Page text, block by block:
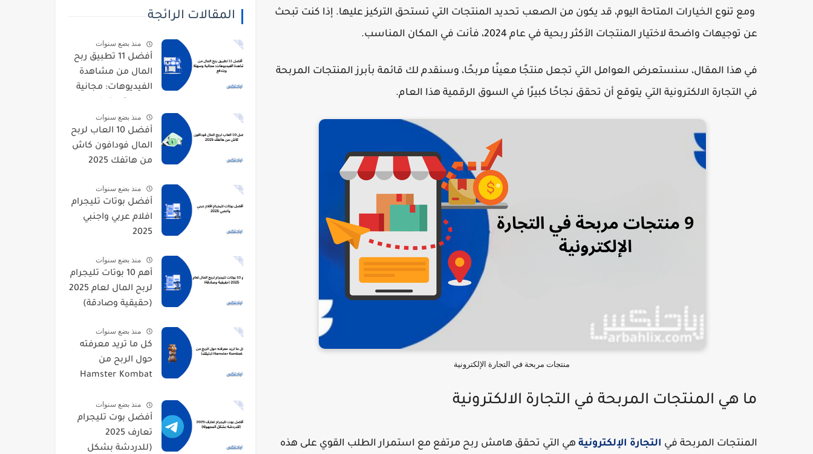
ومع تنوع الخيارات المتاحة اليوم، قد يكون من الصعب تحديد المنتجات التي تستحق التركيز عليها. إذا كنت تبحث
عن توجيهات واضحة لاختيار المنتجات الأكثر ربحية في عام 2024، فأنت في المكان المناسب.
في هذا المقال، سنستعرض العوامل التي تجعل منتجًا معينًا مربحًا، وسنقدم لك قائمة بأبرز المنتجات المربحة
في التجارة الالكترونية التي يتوقع أن تحقق نجاحًا كبيرًا في السوق الرقمية هذا العام.
منتجات مربحة في التجارة الإلكترونية
ما هي المنتجات المربحة في التجارة الالكترونية
المنتجات المربحة في التجارة الإلكترونية هي التي تحقق هامش ربح مرتفع مع استمرار الطلب القوي على هذه
المقالات الرائجة
منذ بضع سنوات
أفضل 11 تطبيق ربح
المال من مشاهدة
الفيديوهات: مجانية
منذ بضع سنوات
أفضل 10 العاب لربح
المال فودافون كاش
من هاتفك 2025
منذ بضع سنوات
أفضل بوتات تليجرام
افلام عربي واجنبي
2025
منذ بضع سنوات
أهم 10 بوتات تليجرام
لربح المال لعام 2025
(حقيقية وصادقة)
منذ بضع سنوات
كل ما تريد معرفته
حول الربح من
Hamster Kombat
منذ بضع سنوات
أفضل بوت تليجرام
تعارف 2025
(للدردشة بشكل